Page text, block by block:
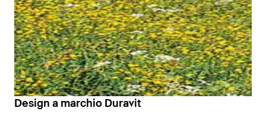
Design a marchio Duravit